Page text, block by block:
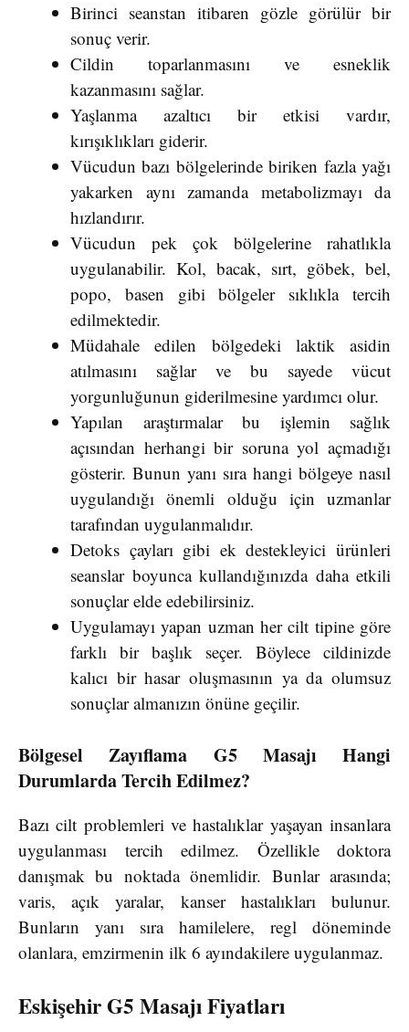
Birinci seanstan itibaren gözle görülür bir
sonuç verir.
Cildin toparlanmasını ve esneklik
kazanmasını sağlar.
Yaşlanma azaltıcı bir etkisi vardır,
kırışıklıkları giderir.
Vücudun bazı bölgelerinde biriken fazla yağı
yakarken aynı zamanda metabolizmayı da
hızlandırır.
Vücudun pek çok bölgelerine rahatlıkla
uygulanabilir. Kol, bacak, sırt, göbek, bel,
popo, basen gibi bölgeler sıklıkla tercih
edilmektedir.
Müdahale edilen bölgedeki laktik asidin
atılmasını sağlar ve bu sayede vücut
yorgunluğunun giderilmesine yardımcı olur.
Yapılan araştırmalar bu işlemin sağlık
açısından herhangi bir soruna yol açmadığı
gösterir. Bunun yanı sıra hangi bölgeye nasıl
uygulandığı önemli olduğu için uzmanlar
tarafından uygulanmalıdır.
Detoks çayları gibi ek destekleyici ürünleri
seanslar boyunca kullandığınızda daha etkili
sonuçlar elde edebilirsiniz.
Uygulamayı yapan uzman her cilt tipine göre
farklı bir başlık seçer. Böylece cildinizde
kalıcı bir hasar oluşmasının ya da olumsuz
sonuçlar almanızın önüne geçilir.
Bölgesel Zayıflama G5 Masajı Hangi
Durumlarda Tercih Edilmez?
Bazı cilt problemleri ve hastalıklar yaşayan insanlara
uygulanması tercih edilmez. Özellikle doktora
danışmak bu noktada önemlidir. Bunlar arasında;
varis, açık yaralar, kanser hastalıkları bulunur.
Bunların yanı sıra hamilelere, regl döneminde
olanlara, emzirmenin ilk 6 ayındakilere uygulanmaz.
Eskişehir G5 Masajı Fiyatları